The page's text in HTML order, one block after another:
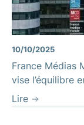
10/10/2025
France Médias
vise l’équilibre
Lire